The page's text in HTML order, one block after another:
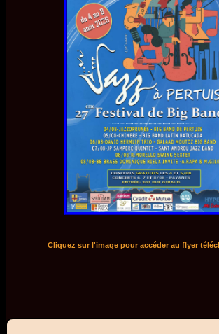
Cliquez sur l'image pour accéder au flyer